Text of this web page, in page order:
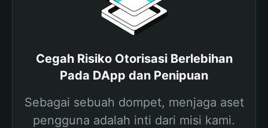
Cegah Risiko Otorisasi Berlebihan
Pada DApp dan Penipuan
Sebagai sebuah dompet, menjaga aset
pengguna adalah inti dari misi kami.